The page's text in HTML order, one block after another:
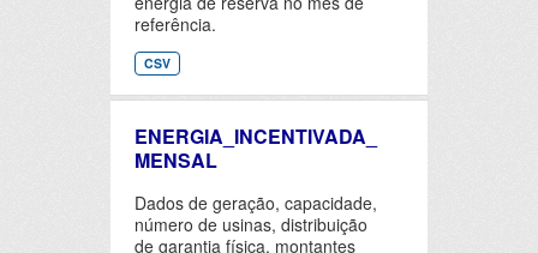
referência.
CSV
ENERGIA_INCENTIVADA_
MENSAL
Dados de geração, capacidade,
número de usinas, distribuição
de garantia física, montantes